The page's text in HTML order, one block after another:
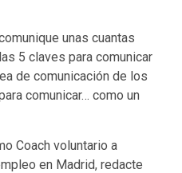
unas cuantas
5 claves para comunicar
de comunicación de los
comunicar… como un
Coach voluntario a
en Madrid, redacte